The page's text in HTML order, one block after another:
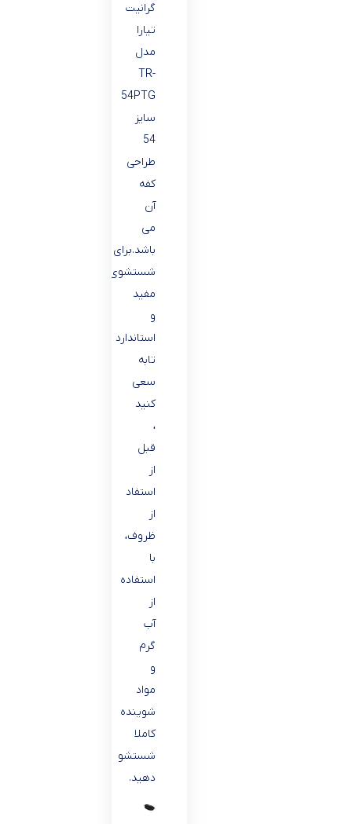
گرانیت
تیارا
مدل
TR-
54PTG
سایز
54
طراحی
کفه
آن
می
باشد.برای
شستشوی
مفید
و
استاندارد
تابه
سعی
کنید
،
قبل
از
استفاد
از
ظروف،
با
استفاده
از
آب
گرم
و
مواد
شوینده
کاملا
شستشو
دهید.